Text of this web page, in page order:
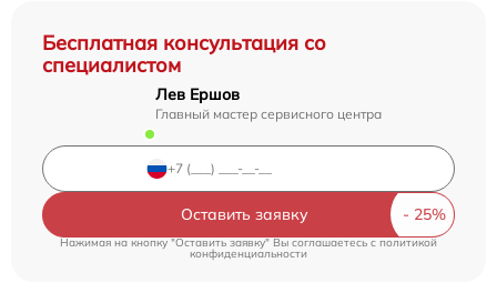
Бесплатная консультация со
специалистом
Лев Ершов
Главный мастер сервисного центра
Оставить заявку
Нажимая на кнопку "Оставить заявку" Вы соглашаетесь cполитикой
конфиденциальности